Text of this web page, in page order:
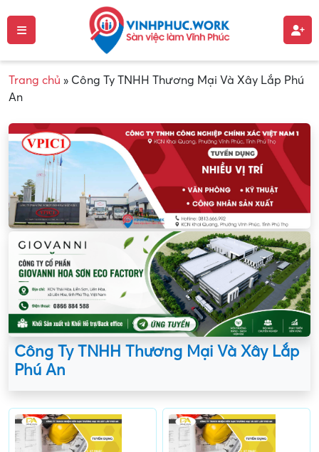
Trang chủ » Công Ty TNHH Thương Mại Và Xây Lắp Phú
An
Công Ty TNHH Thương Mại Và Xây Lắp
Phú An